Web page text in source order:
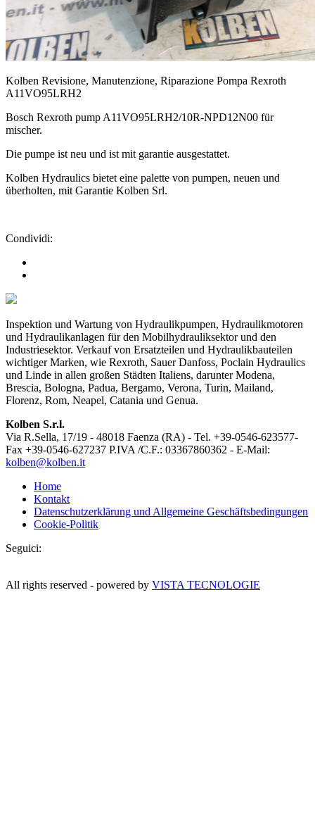
Kolben Revisione, Manutenzione, Riparazione Pompa Rexroth
A11VO95LRH2
Bosch Rexroth pump A11VO95LRH2/10R-NPD12N00 für
mischer.
Die pumpe ist neu und ist mit garantie ausgestattet.
Kolben Hydraulics bietet eine palette von pumpen, neuen und
überholten, mit Garantie Kolben Srl.
Condividi:
Inspektion und Wartung von Hydraulikpumpen, Hydraulikmotoren
und Hydraulikanlagen für den Mobilhydrauliksektor und den
Industriesektor. Verkauf von Ersatzteilen und Hydraulikbauteilen
wichtiger Marken, wie Rexroth, Sauer Danfoss, Poclain Hydraulics
und Linde in allen großen Städten Italiens, darunter Modena,
Brescia, Bologna, Padua, Bergamo, Verona, Turin, Mailand,
Florenz, Rom, Neapel, Catania und Genua.
Kolben S.r.l.
Via R.Sella, 17/19 - 48018 Faenza (RA) - Tel. +39-0546-623577-
Fax +39-0546-627237 P.IVA /C.F.: 03367860362 - E-Mail:
kolben@kolben.it
Home
Kontakt
Datenschutzerklärung und Allgemeine Geschäftsbedingungen
Cookie-Politik
Seguici:
All rights reserved - powered by VISTA TECNOLOGIE